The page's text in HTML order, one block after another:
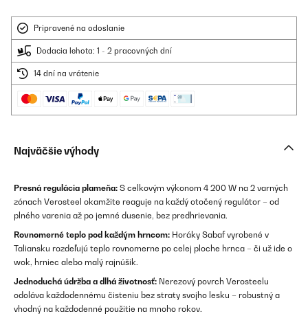
Pripravené na odoslanie
Dodacia lehota: 1 - 2 pracovných dní
14 dní na vrátenie
Najväčšie výhody
Presná regulácia plameňa: S celkovým výkonom 4 200 W na 2 varných
zónach Verosteel okamžite reaguje na každý otočený regulátor – od
plného varenia až po jemné dusenie, bez predhrievania.
Rovnomerné teplo pod každým hrncom: Horáky Sabaf vyrobené v
Taliansku rozdeľujú teplo rovnomerne po celej ploche hrnca – či už ide o
wok, hrniec alebo malý rajnúšik.
Jednoduchá údržba a dlhá životnosť: Nerezový povrch Verosteelu
odoláva každodennému čisteniu bez straty svojho lesku – robustný a
vhodný na každodenné použitie na mnoho rokov.